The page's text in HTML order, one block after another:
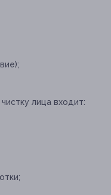
лица входит: